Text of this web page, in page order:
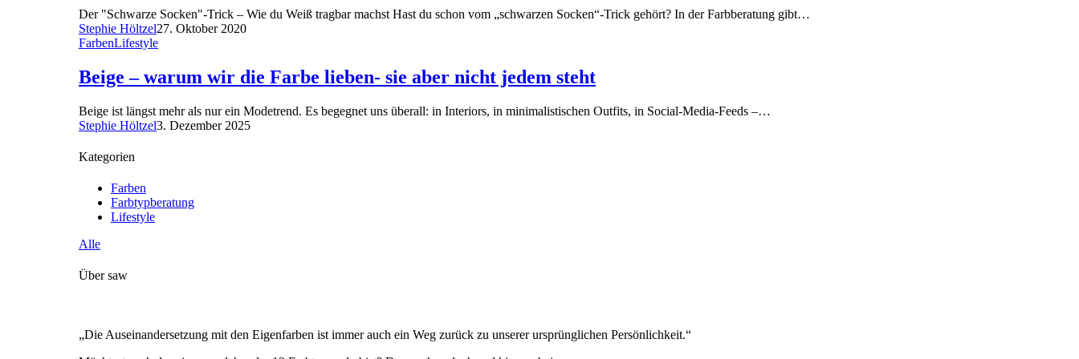
Der "Schwarze Socken"-Trick – Wie du Weiß tragbar machst Hast du schon vom „schwarzen Socken“-Trick gehört? In der Farbberatung gibt…
Stephie Höltzel27. Oktober 2020
FarbenLifestyle
Beige – warum wir die Farbe lieben- sie aber nicht jedem steht
Beige ist längst mehr als nur ein Modetrend. Es begegnet uns überall: in Interiors, in minimalistischen Outfits, in Social-Media-Feeds –…
Stephie Höltzel3. Dezember 2025
Kategorien
Farben
Farbtypberatung
Lifestyle
Alle
Über saw
„Die Auseinandersetzung mit den Eigenfarben ist immer auch ein Weg zurück zu unserer ursprünglichen Persönlichkeit.“